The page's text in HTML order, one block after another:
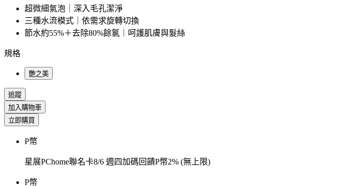
超微細氣泡｜深入毛孔潔淨
三種水流模式｜依需求旋轉切換
節水約55%＋去除80%餘氯｜呵護肌膚與髮絲
規格
艷之美
追蹤
加入購物車
立即購買
P幣
星展PChome聯名卡8/6 週四加碼回饋P幣2% (無上限)
P幣